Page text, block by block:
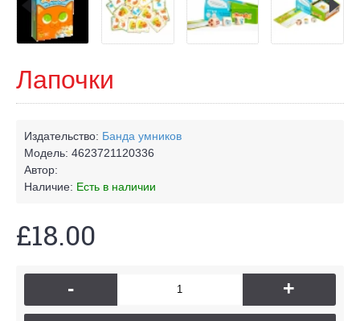
Лапочки
Издательство: Банда умников
Модель: 4623721120336
Автор:
Наличие: Есть в наличии
£18.00
- +